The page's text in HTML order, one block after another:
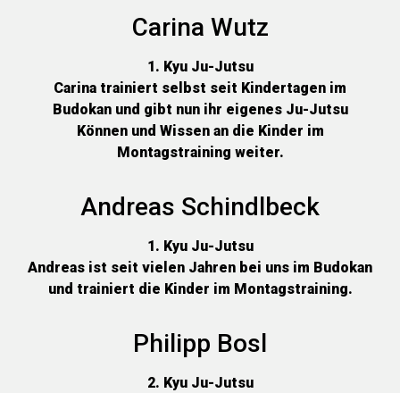
Carina Wutz
1. Kyu Ju-Jutsu
Carina trainiert selbst seit Kindertagen im
Budokan und gibt nun ihr eigenes Ju-Jutsu
Können und Wissen an die Kinder im
Montagstraining weiter.
Andreas Schindlbeck
1. Kyu Ju-Jutsu
Andreas ist seit vielen Jahren bei uns im Budokan
und trainiert die Kinder im Montagstraining.
Philipp Bosl
2. Kyu Ju-Jutsu